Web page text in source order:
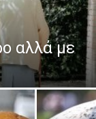
αλλά με